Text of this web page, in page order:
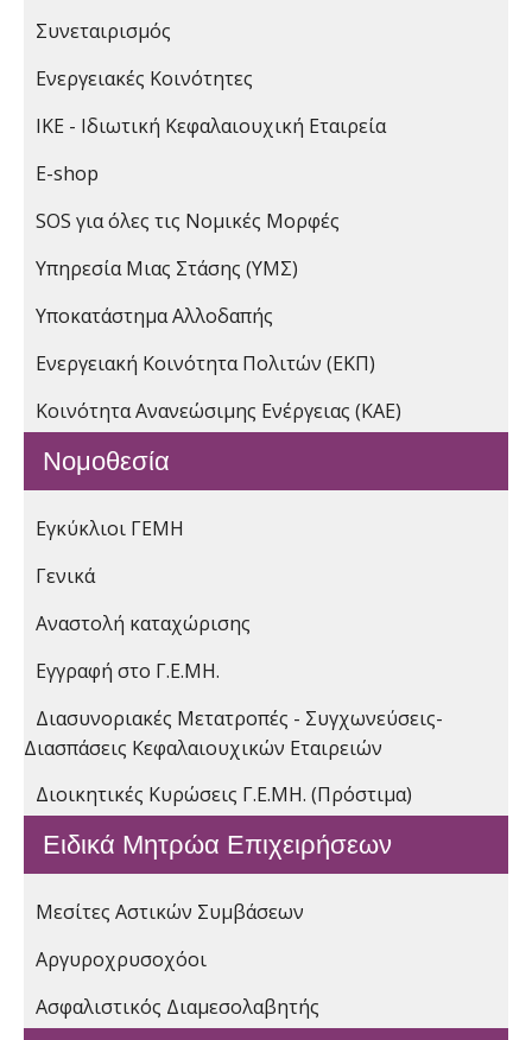
Συνεταιρισμός
Ενεργειακές Κοινότητες
ΙΚΕ - Ιδιωτική Κεφαλαιουχική Εταιρεία
E-shop
SOS για όλες τις Νομικές Μορφές
Υπηρεσία Μιας Στάσης (ΥΜΣ)
Υποκατάστημα Αλλοδαπής
Ενεργειακή Κοινότητα Πολιτών (ΕΚΠ)
Κοινότητα Ανανεώσιμης Ενέργειας (ΚΑΕ)
Νομοθεσία
Εγκύκλιοι ΓΕΜΗ
Γενικά
Αναστολή καταχώρισης
Εγγραφή στο Γ.Ε.ΜΗ.
Διασυνοριακές Μετατροπές - Συγχωνεύσεις-
Διασπάσεις Κεφαλαιουχικών Εταιρειών
Διοικητικές Κυρώσεις Γ.Ε.ΜΗ. (Πρόστιμα)
Ειδικά Μητρώα Επιχειρήσεων
Μεσίτες Αστικών Συμβάσεων
Αργυροχρυσοχόοι
Ασφαλιστικός Διαμεσολαβητής